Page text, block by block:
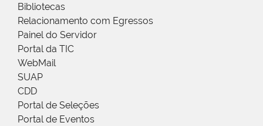
Bibliotecas
Relacionamento com Egressos
Painel do Servidor
Portal da TIC
WebMail
SUAP
CDD
Portal de Seleções
Portal de Eventos